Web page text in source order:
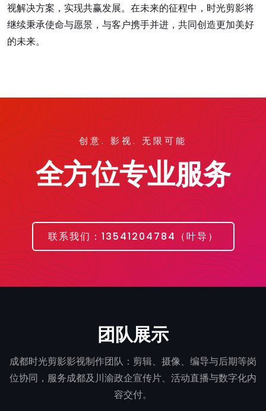
视解决方案，实现共赢发展。在未来的征程中，时光剪影将
继续秉承使命与愿景，与客户携手并进，共同创造更加美好
的未来。
创意. 影视. 无限可能
全方位专业服务
联系我们：13541204784（叶导）
团队展示
成都时光剪影影视制作团队：剪辑、摄像、编导与后期等岗
位协同，服务成都及川渝政企宣传片、活动直播与数字化内
容交付。
李馨怡
高级剪辑师
奉俊逸
高级摄像师
杜磊
叶江
雷双玮
联合创始人,高级客户经理
苏鑫